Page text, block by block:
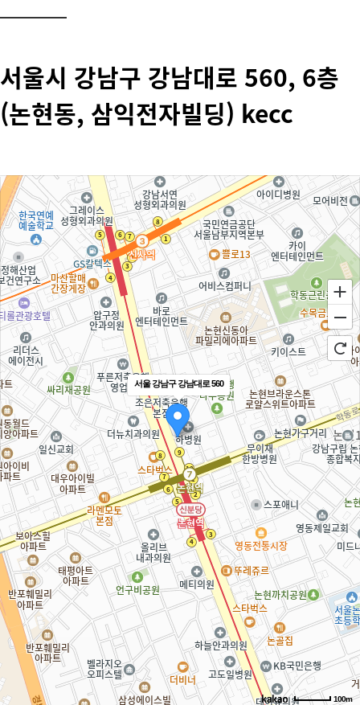
서울시 강남구 강남대로 560, 6층
(논현동, 삼익전자빌딩) kecc
서울 강남구 강남대로 560
100m
길찾기